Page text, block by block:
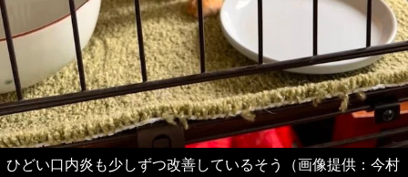
ひどい口内炎も少しずつ改善しているそう（画像提供：今村